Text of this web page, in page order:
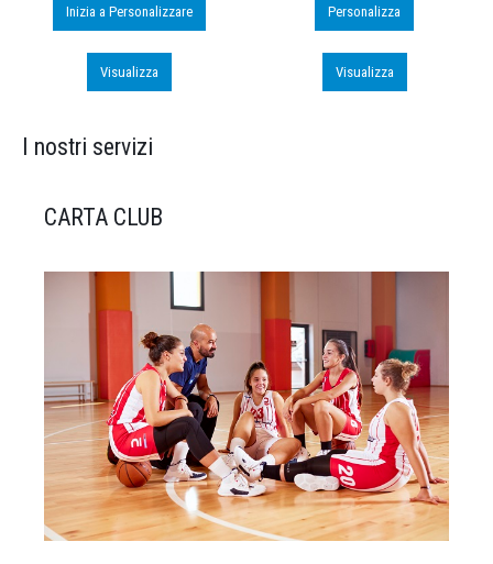
Inizia a Personalizzare
Visualizza
Personalizza
Visualizza
I nostri servizi
CARTA CLUB